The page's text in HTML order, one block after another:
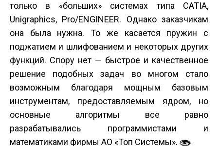
только в «больших» системах типа CATIA,
Unigraphics, Pro/ENGINEER. Однако заказчикам
она была нужна. То же касается пружин с
поджатием и шлифованием и некоторых других
функций. Спору нет — быстрое и качественное
решение подобных задач во многом стало
возможным благодаря мощным базовым
инструментам, предоставляемым ядром, но
основные алгоритмы все равно
разрабатывались программистами и
математиками фирмы АО «Топ Системы».